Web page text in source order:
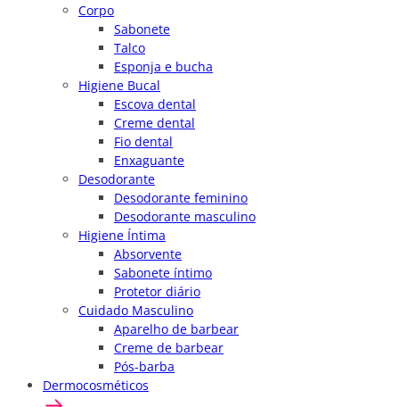
Corpo
Sabonete
Talco
Esponja e bucha
Higiene Bucal
Escova dental
Creme dental
Fio dental
Enxaguante
Desodorante
Desodorante feminino
Desodorante masculino
Higiene Íntima
Absorvente
Sabonete íntimo
Protetor diário
Cuidado Masculino
Aparelho de barbear
Creme de barbear
Pós-barba
Dermocosméticos